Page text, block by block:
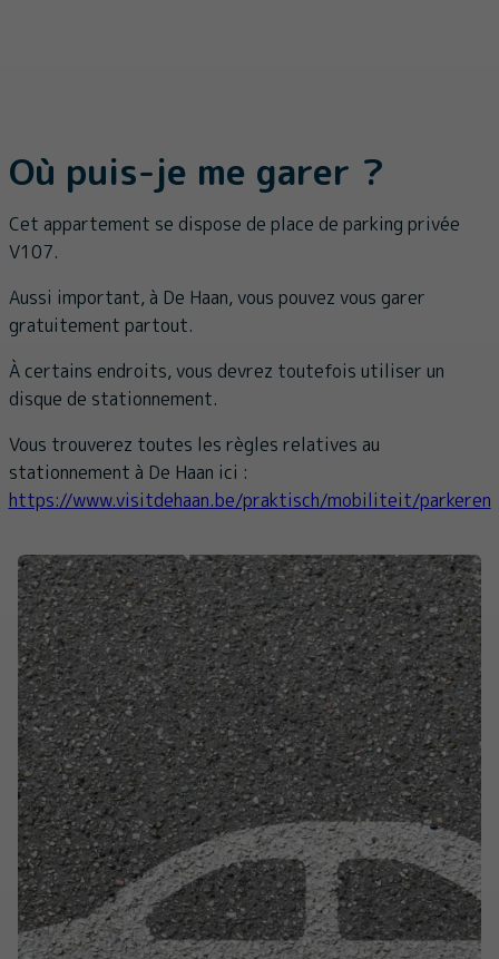
Où puis-je me garer ?
Cet appartement se dispose de place de parking privée
V107.
Aussi important, à De Haan, vous pouvez vous garer
gratuitement partout.
À certains endroits, vous devrez toutefois utiliser un
disque de stationnement.
Vous trouverez toutes les règles relatives au
stationnement à De Haan ici :
https://www.visitdehaan.be/praktisch/mobiliteit/parkeren